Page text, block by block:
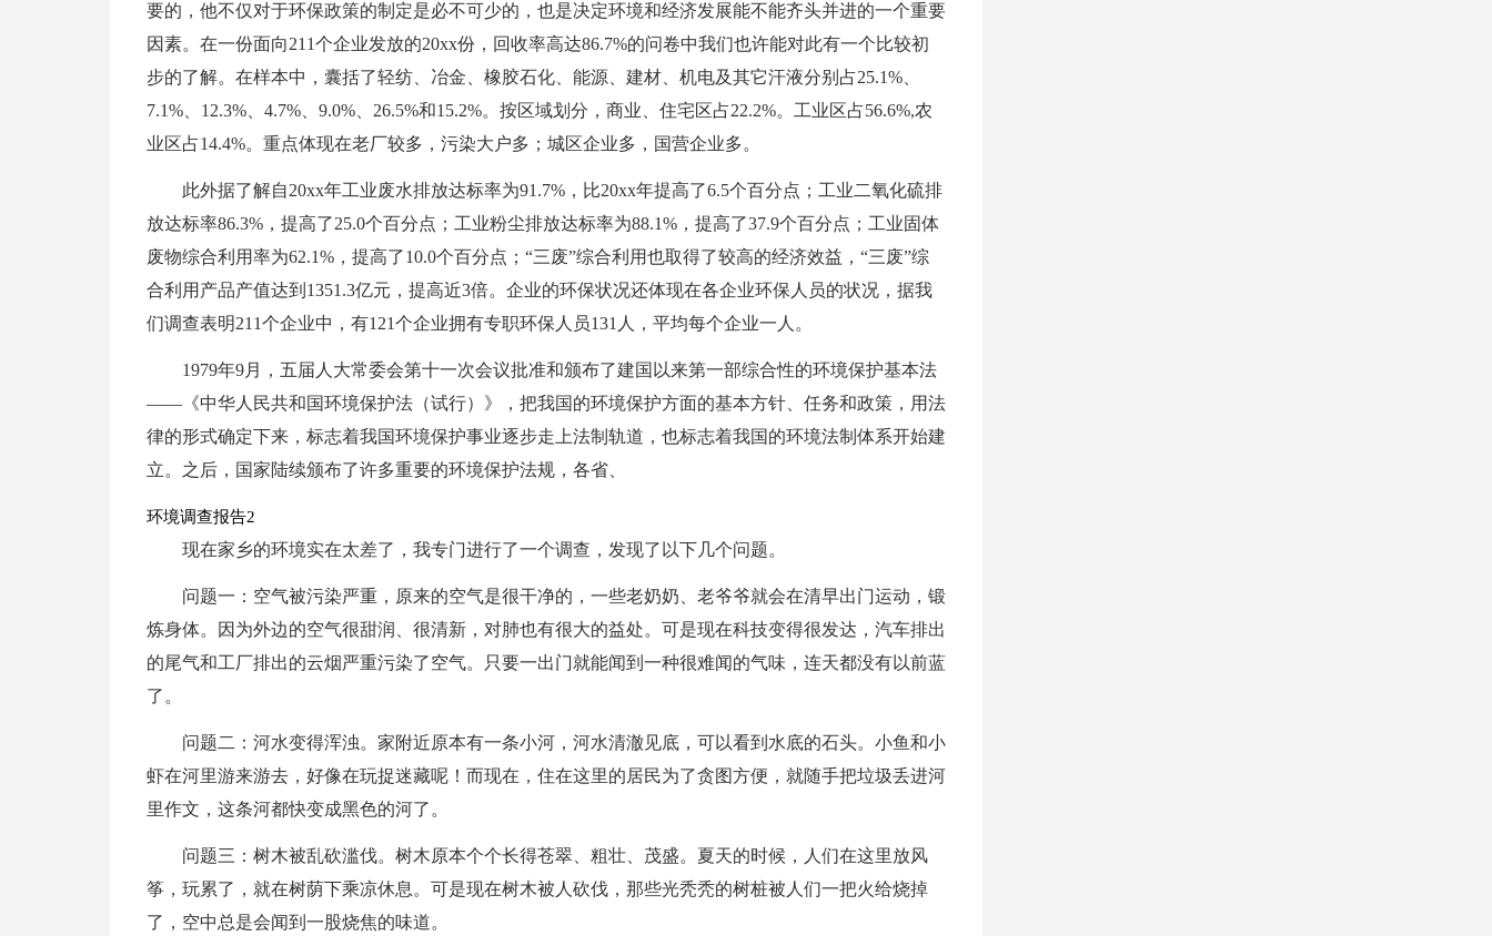
要的，他不仅对于环保政策的制定是必不可少的，也是决定环境和经济发展能不能齐头并进的一个重要
因素。在一份面向211个企业发放的20xx份，回收率高达86.7%的问卷中我们也许能对此有一个比较初
步的了解。在样本中，囊括了轻纺、冶金、橡胶石化、能源、建材、机电及其它汗液分别占25.1%、
7.1%、12.3%、4.7%、9.0%、26.5%和15.2%。按区域划分，商业、住宅区占22.2%。工业区占56.6%,农
业区占14.4%。重点体现在老厂较多，污染大户多；城区企业多，国营企业多。
此外据了解自20xx年工业废水排放达标率为91.7%，比20xx年提高了6.5个百分点；工业二氧化硫排
放达标率86.3%，提高了25.0个百分点；工业粉尘排放达标率为88.1%，提高了37.9个百分点；工业固体
废物综合利用率为62.1%，提高了10.0个百分点；“三废”综合利用也取得了较高的经济效益，“三废”综
合利用产品产值达到1351.3亿元，提高近3倍。企业的环保状况还体现在各企业环保人员的状况，据我
们调查表明211个企业中，有121个企业拥有专职环保人员131人，平均每个企业一人。
1979年9月，五届人大常委会第十一次会议批准和颁布了建国以来第一部综合性的环境保护基本法
——《中华人民共和国环境保护法（试行）》，把我国的环境保护方面的基本方针、任务和政策，用法
律的形式确定下来，标志着我国环境保护事业逐步走上法制轨道，也标志着我国的环境法制体系开始建
立。之后，国家陆续颁布了许多重要的环境保护法规，各省、
环境调查报告2
现在家乡的环境实在太差了，我专门进行了一个调查，发现了以下几个问题。
问题一：空气被污染严重，原来的空气是很干净的，一些老奶奶、老爷爷就会在清早出门运动，锻
炼身体。因为外边的空气很甜润、很清新，对肺也有很大的益处。可是现在科技变得很发达，汽车排出
的尾气和工厂排出的云烟严重污染了空气。只要一出门就能闻到一种很难闻的气味，连天都没有以前蓝
了。
问题二：河水变得浑浊。家附近原本有一条小河，河水清澈见底，可以看到水底的石头。小鱼和小
虾在河里游来游去，好像在玩捉迷藏呢！而现在，住在这里的居民为了贪图方便，就随手把垃圾丢进河
里作文，这条河都快变成黑色的河了。
问题三：树木被乱砍滥伐。树木原本个个长得苍翠、粗壮、茂盛。夏天的时候，人们在这里放风
筝，玩累了，就在树荫下乘凉休息。可是现在树木被人砍伐，那些光秃秃的树桩被人们一把火给烧掉
了，空中总是会闻到一股烧焦的味道。